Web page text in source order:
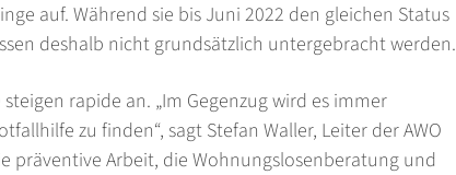
auf. Während sie bis Juni 2022 den gleichen Status
deshalb nicht grundsätzlich untergebracht werden.
rapide an. „Im Gegenzug wird es immer
zu finden“, sagt Stefan Waller, Leiter der AWO
Arbeit, die Wohnungslosenberatung und